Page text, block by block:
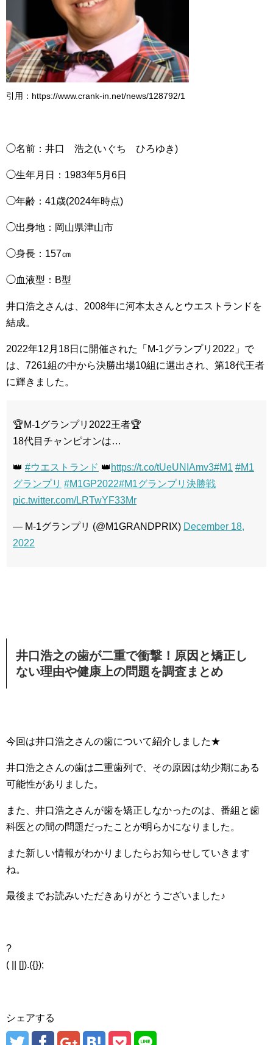
引用：https://www.crank-in.net/news/128792/1
◯名前：井口 浩之(いぐち ひろゆき)
◯生年月日：1983年5月6日
◯年齢：41歳(2024年時点)
◯出身地：岡山県津山市
◯身長：157㎝
◯血液型：B型
井口浩之さんは、2008年に河本太さんとウエストランドを
結成。
2022年12月18日に開催された「M-1グランプリ2022」で
は、7261組の中から決勝出場10組に選出され、第18代王者
に輝きました。
🏆M-1グランプリ2022王者🏆
18代目チャンピオンは…
👑 #ウエストランド 👑 https://t.co/tUeUNIAmv3#M1 #M1
グランプリ #M1GP2022#M1グランプリ決勝戦
pic.twitter.com/LRTwYF33Mr
— M-1グランプリ (@M1GRANDPRIX) December 18,
2022
井口浩之の歯が二重で衝撃！原因と矯正し
ない理由や健康上の問題を調査まとめ
今回は井口浩之さんの歯について紹介しました★
井口浩之さんの歯は二重歯列で、その原因は幼少期にある
可能性がありました。
また、井口浩之さんが歯を矯正しなかったのは、番組と歯
科医との間の問題だったことが明らかになりました。
また新しい情報がわかりましたらお知らせしていきます
ね。
最後までお読みいただきありがとうございました♪
?
( || []).({});
シェアする